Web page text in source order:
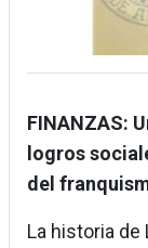
FINANZAS:
logros
del
La historia de